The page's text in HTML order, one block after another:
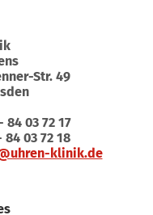
Str. 49
84 03 72 17
84 03 72 18
klinik.de